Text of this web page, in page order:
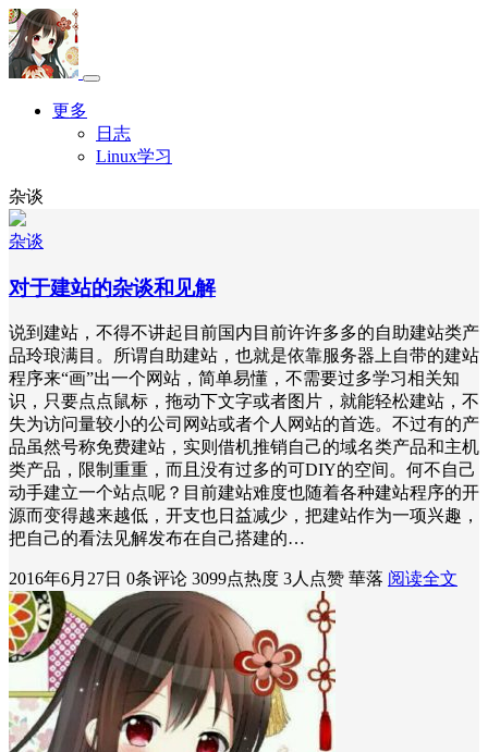
更多
日志
Linux学习
杂谈
杂谈
对于建站的杂谈和见解
说到建站，不得不讲起目前国内目前许许多多的自助建站类产
品玲琅满目。所谓自助建站，也就是依靠服务器上自带的建站
程序来“画”出一个网站，简单易懂，不需要过多学习相关知
识，只要点点鼠标，拖动下文字或者图片，就能轻松建站，不
失为访问量较小的公司网站或者个人网站的首选。不过有的产
品虽然号称免费建站，实则借机推销自己的域名类产品和主机
类产品，限制重重，而且没有过多的可DIY的空间。何不自己
动手建立一个站点呢？目前建站难度也随着各种建站程序的开
源而变得越来越低，开支也日益减少，把建站作为一项兴趣，
把自己的看法见解发布在自己搭建的…
2016年6月27日 0条评论 3099点热度 3人点赞 華落 阅读全文